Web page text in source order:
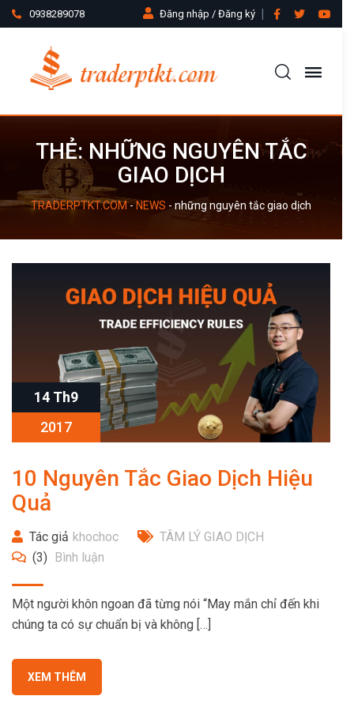
0938289078 Đăng nhập / Đăng ký
THẺ: NHỮNG NGUYÊN TẮC
GIAO DỊCH
TRADERPTKT.COM-NEWS - những nguyên tắc giao dịch
14 Th9
2017
10 Nguyên Tắc Giao Dịch Hiệu
Quả
Tác giả khochoc
TÂM LÝ GIAO DỊCH
(3) Bình luận
Một người khôn ngoan đã từng nói “May mắn chỉ đến khi
chúng ta có sự chuẩn bị và không […]
XEM THÊM